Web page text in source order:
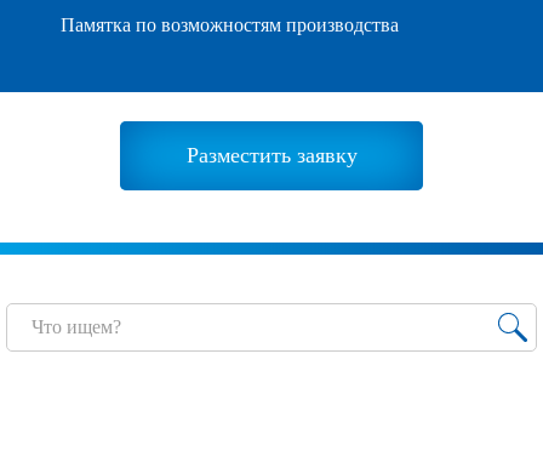
Памятка по возможностям производства
Разместить заявку